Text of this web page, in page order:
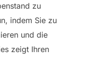
zu
indem Sie zu
und die
zeigt Ihren